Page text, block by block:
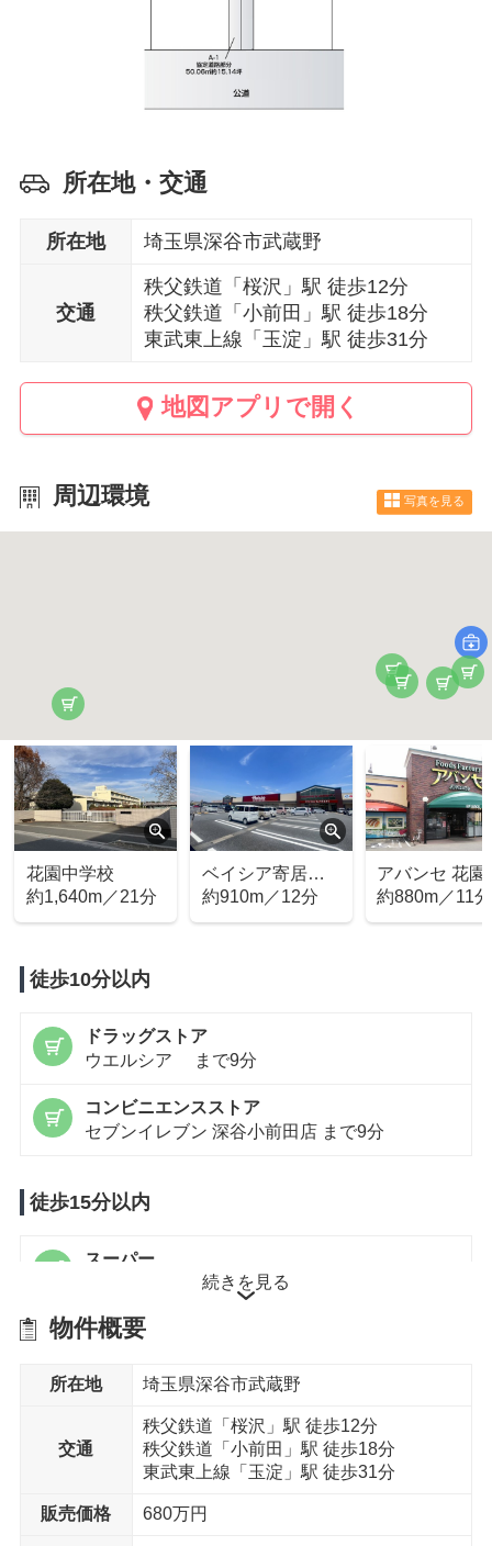
所在地・交通
所在地 埼玉県深谷市武蔵野
交通
秩父鉄道「桜沢」駅 徒歩12分
秩父鉄道「小前田」駅 徒歩18分
東武東上線「玉淀」駅 徒歩31分
地図アプリで開く
周辺環境 写真を見る
花園中学校
約1,640m／21分
ベイシア寄居北
店
約910m／12分
アバンセ 花園
約880m／11分
徒歩10分以内
ドラッグストア
ウエルシア まで9分
コンビニエンスストア
セブンイレブン 深谷小前田店 まで9分
徒歩15分以内
スーパー
ベイシア寄居北店 まで12分
スーパー
ドラッグイチワタ 小前田店 まで13分
総合病院
続きを見る
物件概要
所在地 埼玉県深谷市武蔵野
交通
秩父鉄道「桜沢」駅 徒歩12分
秩父鉄道「小前田」駅 徒歩18分
東武東上線「玉淀」駅 徒歩31分
販売価格 680万円